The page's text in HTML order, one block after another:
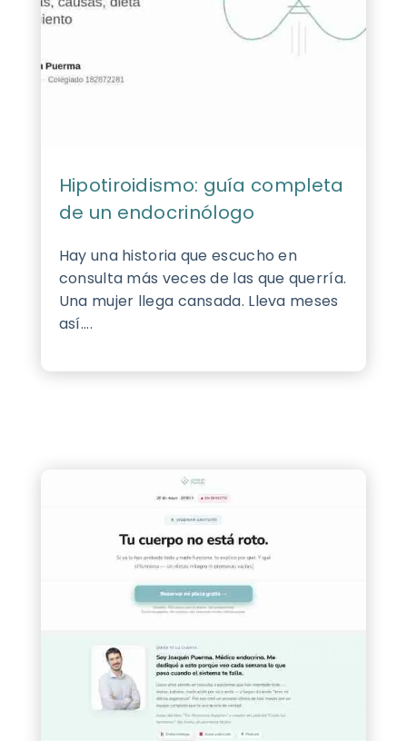
Hipotiroidismo: guía completa
de un endocrinólogo
Hay una historia que escucho en
consulta más veces de las que querría.
Una mujer llega cansada. Lleva meses
así....